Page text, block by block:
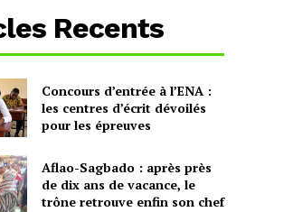
Recents
Concours d’entrée à l’ENA :
les centres d’écrit dévoilés
pour les épreuves
Aflao-Sagbado : après près
de dix ans de vacance, le
trône retrouve enfin son chef